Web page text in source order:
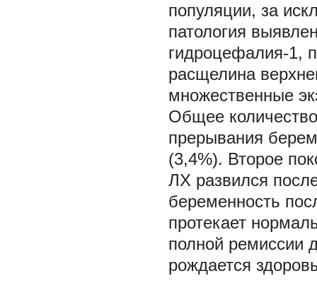
популяции, за
патология
гидроцефалия-1,
расщелина
множественные
Общее
прерывания
(3,4%). Второе
ЛХ развился
беременность
протекает
полной ремиссии
рождается